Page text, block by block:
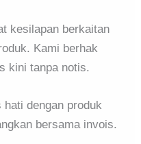
kesilapan berkaitan
Kami berhak
kini tanpa notis.
dengan produk
bersama invois.